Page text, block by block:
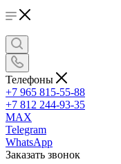
Телефоны
+7 965 815-55-88
+7 812 244-93-35
MAX
Telegram
WhatsApp
Заказать звонок